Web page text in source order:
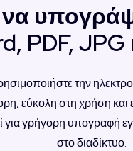
PDF, JPG
την
εύκολη στη χρήση
για γρήγορη υπογραφή
στο διαδίκτυο.